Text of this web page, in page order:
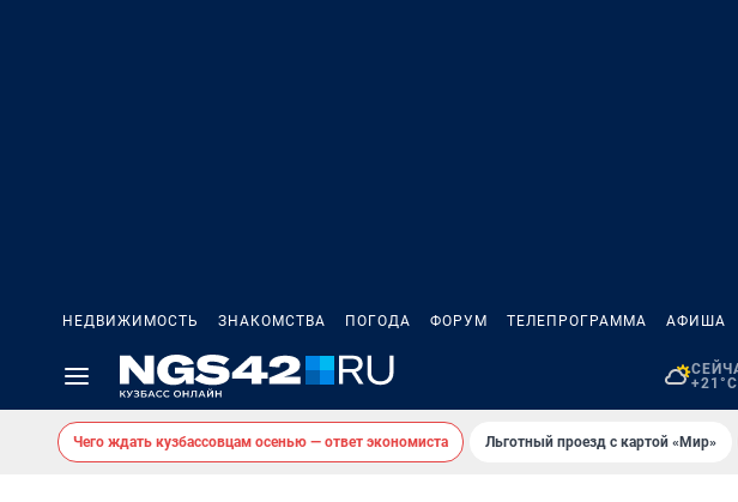
НЕДВИЖИМОСТЬ ЗНАКОМСТВА ПОГОДА ФОРУМ ТЕЛЕПРОГРАММА АФИША
+21°C
Чего ждать кузбассовцам осенью — ответ экономиста Льготный проезд с картой «Мир»